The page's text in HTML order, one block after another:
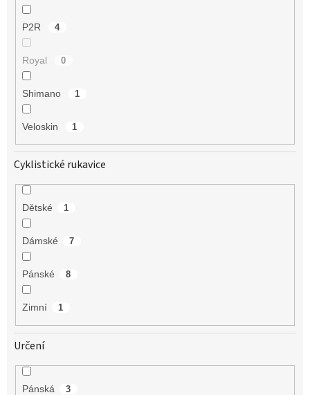
P2R 4
Royal 0
Shimano 1
Veloskin 1
Cyklistické rukavice
Dětské 1
Dámské 7
Pánské 8
Zimní 1
Určení
Pánská 3